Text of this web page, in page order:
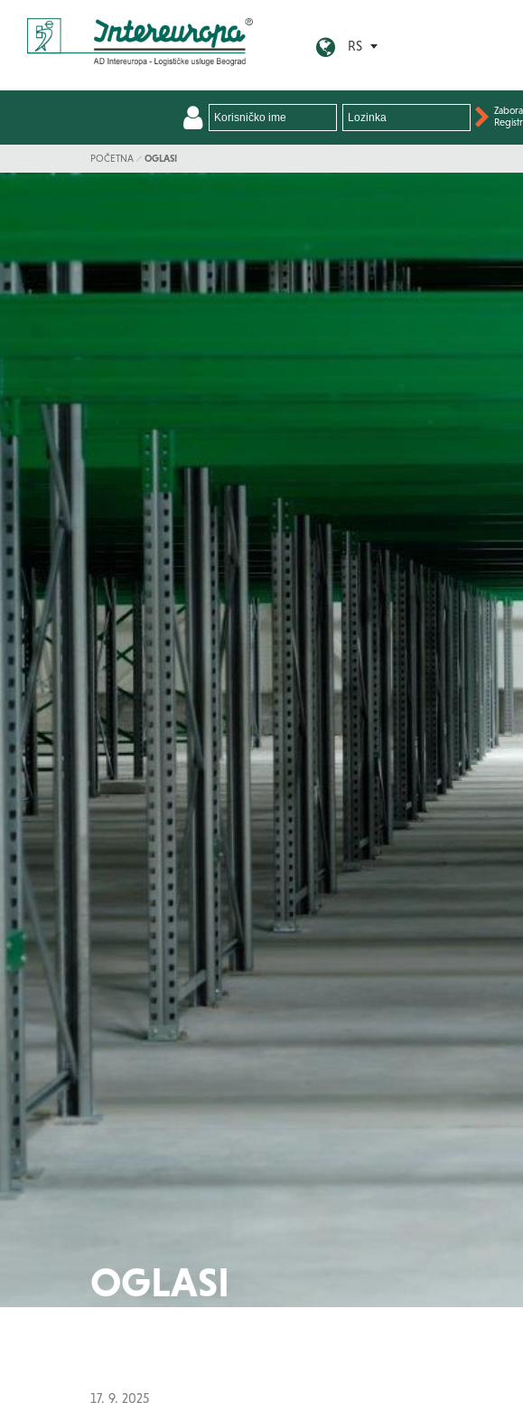
RS
POČETNA OGLASI
OGLASI
17. 9. 2025